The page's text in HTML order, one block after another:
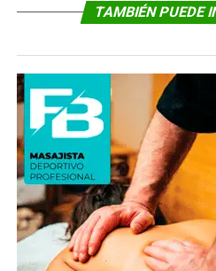
TAMBIÉN PUEDE